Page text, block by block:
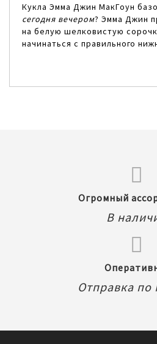
Кукла Эмма Джин МакГоун
сегодня вечером? Эмма Джин
на белую шелковистую
начинаться с правильного
Огромный
В
Отправка по